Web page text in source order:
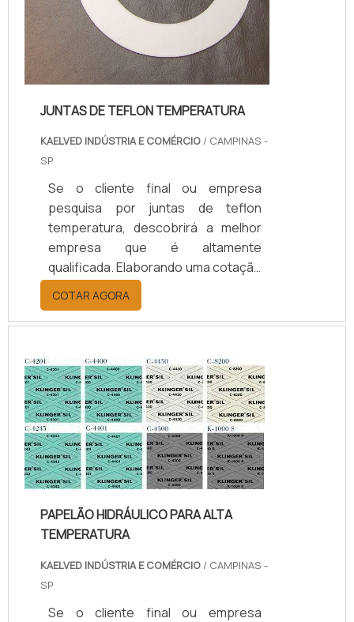
JUNTAS DE TEFLON TEMPERATURA
KAELVED INDÚSTRIA E COMÉRCIO / CAMPINAS -
SP
Se o cliente final ou empresa
pesquisa por juntas de teflon
temperatura, descobrirá a melhor
empresa que é altamente
qualificada. Elaborando uma cotação
por meio da plataforma e
descobrindo a melhor referência do
mercado.Sim, aqui é o lugar certo!
temperatura, com os colaboradores
da kaelved obterá excelente custo-
benefício com assessoria técnica
especializada.UM POUCO MAIS
SOBRE JUNTAS DE TEFLON
TEMPERA...
COTAR AGORA
PAPELÃO HIDRÁULICO PARA ALTA
TEMPERATURA
KAELVED INDÚSTRIA E COMÉRCIO / CAMPINAS -
SP
Se o cliente final ou empresa